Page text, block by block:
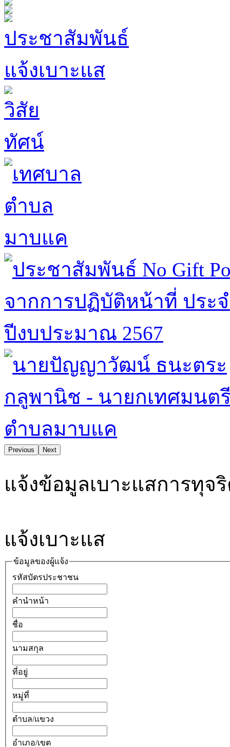
Previous Next
แจ้งข้อมูลเบาะแสการทุจ
แจ้งเบาะแส
ข้อมูลของผู้แจ้ง
รหัสบัตรประชาชน
คำนำหน้า
ชื่อ
นามสกุล
ที่อยู่
หมู่ที่
ตำบล/แขวง
อำเภอ/เขต